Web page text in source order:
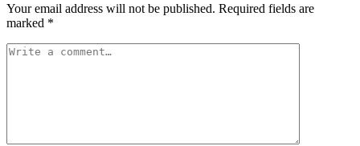
Your email address will not be published. Required fields are
marked *